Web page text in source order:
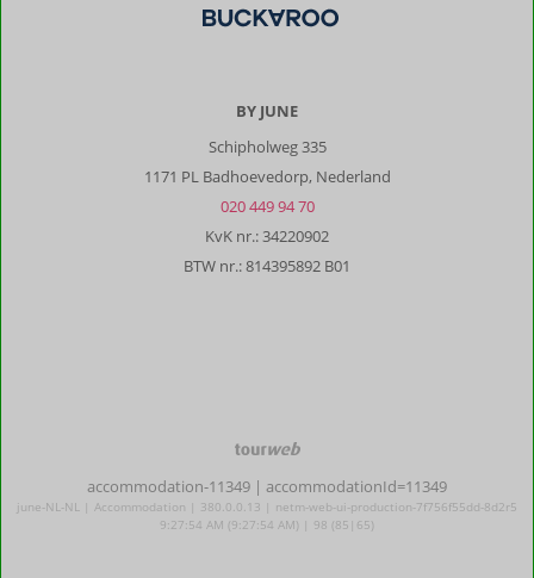
BY JUNE
Schipholweg 335
1171 PL Badhoevedorp, Nederland
020 449 94 70
KvK nr.: 34220902
BTW nr.: 814395892 B01
TourWeb
NetMatch
accommodation-11349 | accommodationId=11349
june-NL-NL | Accommodation | 380.0.0.13 | netm-web-ui-production-7f756f55dd-8d2r5
9:27:54 AM (9:27:54 AM) | 98 (85|65)